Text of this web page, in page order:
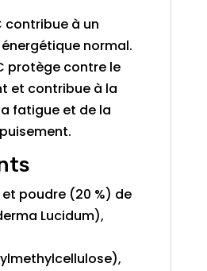
contribue à un
normal.
protège contre le
et contribue à la
fatigue et de la
poudre (20 %) de
Lucidum),